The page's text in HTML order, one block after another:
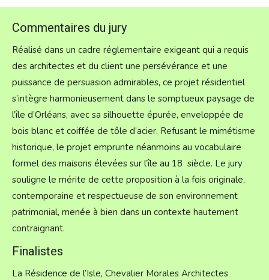
Commentaires du jury
Réalisé dans un cadre réglementaire exigeant qui a requis
des architectes et du client une persévérance et une
puissance de persuasion admirables, ce projet résidentiel
s’intègre harmonieusement dans le somptueux paysage de
l’île d’Orléans, avec sa silhouette épurée, enveloppée de
bois blanc et coiffée de tôle d’acier. Refusant le mimétisme
historique, le projet emprunte néanmoins au vocabulaire
formel des maisons élevées sur l’île au 18 siècle. Le jury
souligne le mérite de cette proposition à la fois originale,
contemporaine et respectueuse de son environnement
patrimonial, menée à bien dans un contexte hautement
contraignant.
Finalistes
La Résidence de l’Isle, Chevalier Morales Architectes